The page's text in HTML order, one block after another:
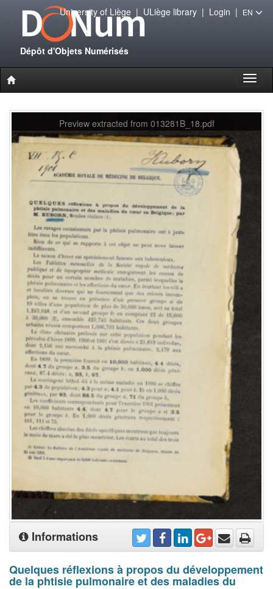
Dépôt d'Objets Numérisés
University of Liège| ULiège library| Login | EN
Preview extracted from 013281B_18.pdf
Informations
Quelques réflexions à propos du développement
de la phtisie pulmonaire et des maladies du